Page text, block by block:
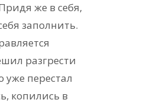
же в себя,
заполнить.
разгрести
перестал
копились в